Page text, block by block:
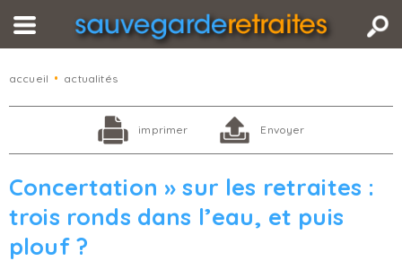
accueil • actualités
imprimer Envoyer
Concertation » sur les retraites :
trois ronds dans l’eau, et puis
plouf ?